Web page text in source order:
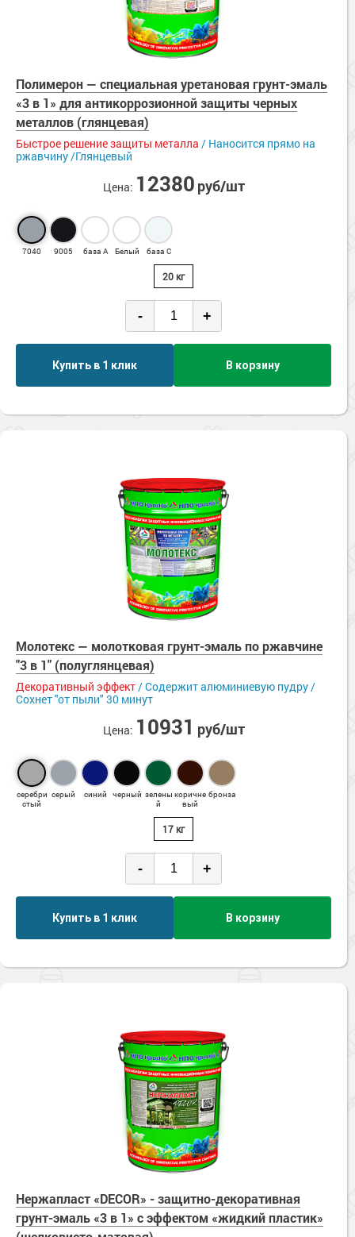
Полимерон — cпециальная уретановая грунт-эмаль
«3 в 1» для антикоррозионной защиты черных
металлов (глянцевая)
Быстрое решение защиты металла / Наносится прямо на
ржавчину /Глянцевый
Цена: 12380 руб/шт
7040 9005 база А Белый база С
20 кг
- +
Купить в 1 клик В корзину
Молотекс — молотковая грунт-эмаль по ржавчине
"3 в 1" (полуглянцевая)
Декоративный эффект/ Содержит алюминиевую пудру /
Сохнет "от пыли" 30 минут
Цена: 10931 руб/шт
серебри
стый
серый синий черный зелены
й
коричне
вый
бронза
17 кг
- +
Купить в 1 клик В корзину
Нержапласт «DECOR» - защитно-декоративная
грунт-эмаль «3 в 1» с эффектом «жидкий пластик»